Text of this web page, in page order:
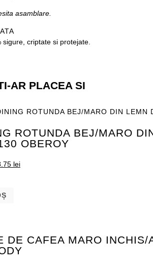
asamblare.
sigure, criptate si protejate.
AR PLACEA SI
ROTUNDA BEJ/MARO
OBEROY
lei
DE CAFEA MARO